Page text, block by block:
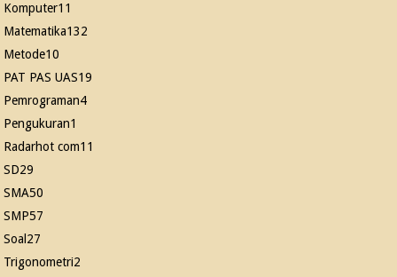
Komputer11
Matematika132
Metode10
PAT PAS UAS19
Pemrograman4
Pengukuran1
Radarhot com11
SD29
SMA50
SMP57
Soal 27
Trigonometri2